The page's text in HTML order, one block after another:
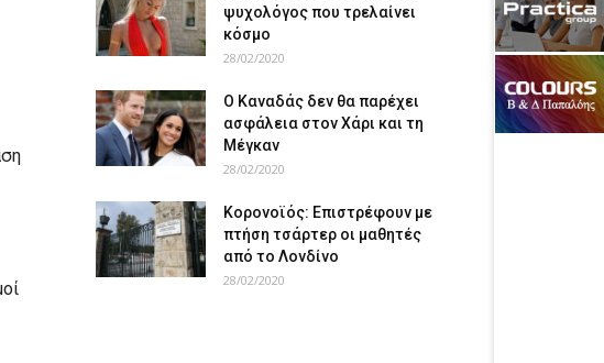
ψυχολόγος που τρελαίνει
κόσμο
28/02/2020
Ο Καναδάς δεν θα παρέχει
ασφάλεια στον Χάρι και τη
Μέγκαν
28/02/2020
Κορονοϊός: Επιστρέφουν με
πτήση τσάρτερ οι μαθητές
από το Λονδίνο
28/02/2020